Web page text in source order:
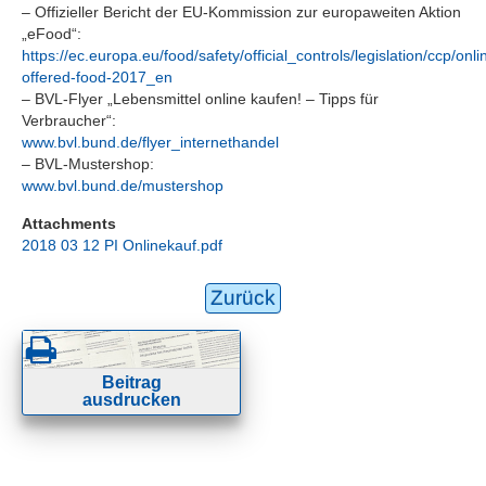
– Offizieller Bericht der EU-Kommission zur europaweiten Aktion
„eFood“:
https://ec.europa.eu/food/safety/official_controls/legislation/ccp/
offered-food-2017_en
– BVL-Flyer „Lebensmittel online kaufen! – Tipps für
Verbraucher“:
www.bvl.bund.de/flyer_internethandel
– BVL-Mustershop:
www.bvl.bund.de/mustershop
Attachments
2018 03 12 PI Onlinekauf.pdf
Zurück
Beitrag
ausdrucken